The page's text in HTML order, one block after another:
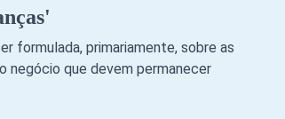
formulada, primariamente, sobre as
negócio que devem permanecer